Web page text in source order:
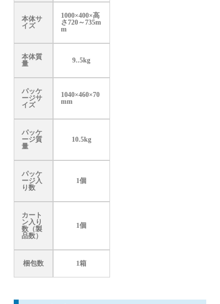
本体サ
イズ
1000×400×高
さ720～735m
m
本体質
量
9..5kg
パッケ
ージサ
イズ
1040×460×70
mm
パッケ
ージ質
量
10.5kg
パッケ
ージ入
り数
1個
カート
ン入り
数（製
品数）
1個
梱包数 1箱